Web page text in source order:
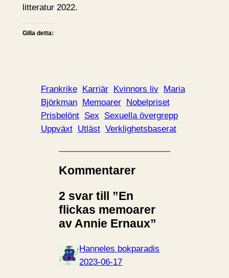
litteratur 2022.
Gilla detta:
Frankrike Karriär Kvinnors liv Maria
Björkman Memoarer Nobelpriset
Prisbelönt Sex
Sexuella övergrepp
Uppväxt Utläst Verklighetsbaserat
Kommentarer
2 svar till ”En
flickas memoarer
av Annie Ernaux”
Hanneles bokparadis
2023-06-17